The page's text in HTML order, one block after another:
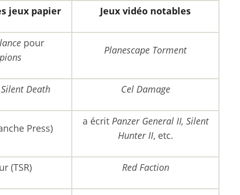
jeux papier Jeux vidéo notables
pour
Planescape Torment
Death Cel Damage
Press)
a écrit Panzer General II, Silent
Hunter II, etc.
(TSR) Red Faction